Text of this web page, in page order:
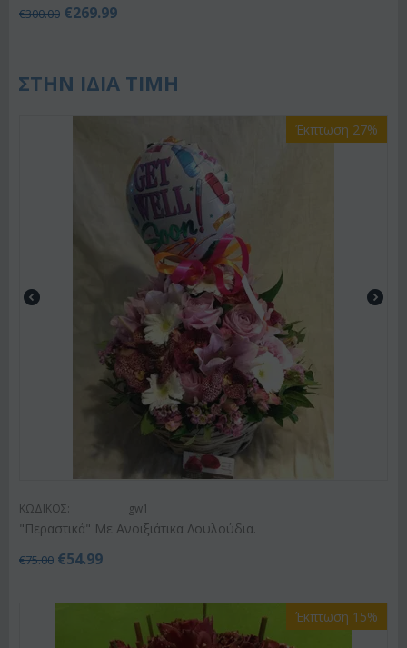
€300.00 €269.99
ΣΤΗΝ ΙΔΙΑ ΤΙΜΗ
Έκπτωση 27%
ΚΩΔΙΚΟΣ: gw1
"Περαστικά" Με Ανοιξιάτικα Λουλούδια.
€75.00 €54.99
Έκπτωση 15%